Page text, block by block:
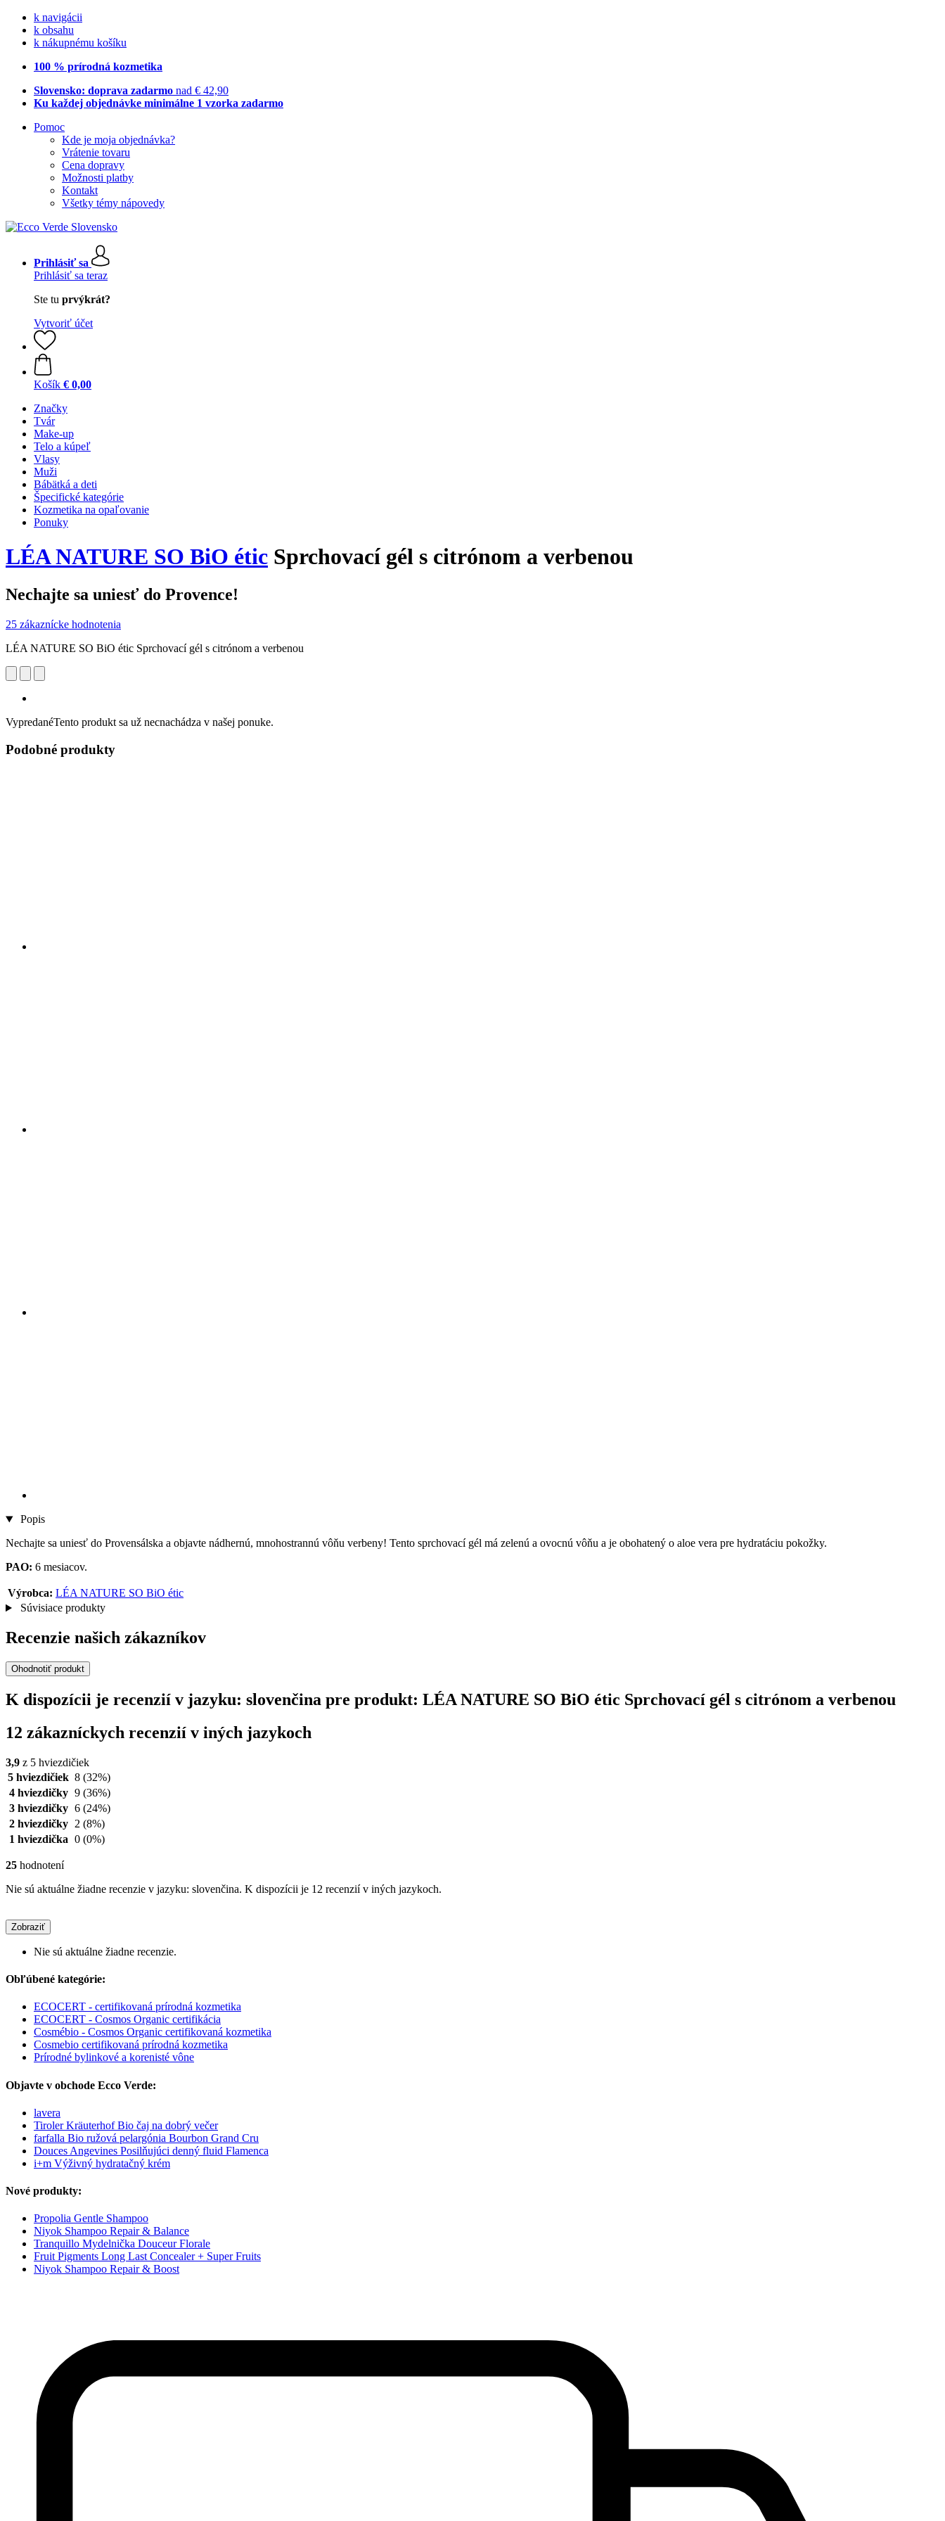
k navigácii
k obsahu
k nákupnému košíku
100 % prírodná kozmetika
Slovensko: doprava zadarmo nad € 42,90
Ku každej objednávke minimálne 1 vzorka zadarmo
Pomoc
Kde je moja objednávka?
Vrátenie tovaru
Cena dopravy
Možnosti platby
Kontakt
Všetky témy nápovedy
Prihlásiť sa
Prihlásiť sa teraz
Ste tu prvýkrát?
Vytvoriť účet
Košík € 0,00
Značky
Tvár
Make-up
Telo a kúpeľ
Vlasy
Muži
Bábätká a deti
Špecifické kategórie
Kozmetika na opaľovanie
Ponuky
LÉA NATURE SO BiO étic Sprchovací gél s citrónom a verbenou
Nechajte sa uniesť do Provence!
25 zákaznícke hodnotenia
LÉA NATURE SO BiO étic Sprchovací gél s citrónom a verbenou
VypredanéTento produkt sa už necnachádza v našej ponuke.
Podobné produkty
Popis
Nechajte sa uniesť do Provensálska a objavte nádhernú, mnohostrannú vôňu verbeny! Tento sprchovací gél má zelenú a ovocnú vôňu a je obohatený o aloe vera pre hydratáciu pokožky.
PAO: 6 mesiacov.
Výrobca: LÉA NATURE SO BiO étic
Súvisiace produkty
Recenzie našich zákazníkov
Ohodnotiť produkt
K dispozícii je recenzií v jazyku: slovenčina pre produkt: LÉA NATURE SO BiO étic Sprchovací gél s citrónom a verbenou
12 zákazníckych recenzií v iných jazykoch
3,9 z 5 hviezdičiek
5 hviezdičiek 8 (32%)
4 hviezdičky 9 (36%)
3 hviezdičky 6 (24%)
2 hviezdičky
2 (8%)
1 hviezdička 0 (0%)
25 hodnotení
Nie sú aktuálne žiadne recenzie v jazyku: slovenčina. K dispozícii je 12 recenzií v iných jazykoch.
Zobraziť
Nie sú aktuálne žiadne recenzie.
Obľúbené kategórie:
ECOCERT - certifikovaná prírodná kozmetika
ECOCERT - Cosmos Organic certifikácia
Cosmébio - Cosmos Organic certifikovaná kozmetika
Cosmebio certifikovaná prírodná kozmetika
Prírodné bylinkové a korenisté vône
Objavte v obchode Ecco Verde:
lavera
Tiroler Kräuterhof Bio čaj na dobrý večer
farfalla Bio ružová pelargónia Bourbon Grand Cru
Douces Angevines Posilňujúci denný fluid Flamenca
i+m Výživný hydratačný krém
Nové produkty:
Propolia Gentle Shampoo
Niyok Shampoo Repair & Balance
Tranquillo Mydelnička Douceur Florale
Fruit Pigments Long Last Concealer + Super Fruits
Niyok Shampoo Repair & Boost